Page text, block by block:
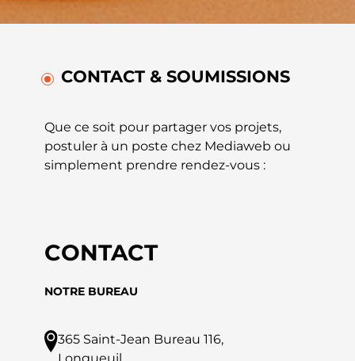
CONTACT & SOUMISSIONS
Que ce soit pour partager vos projets,
postuler à un poste chez Mediaweb ou
simplement prendre rendez-vous :
CONTACT
NOTRE BUREAU
365 Saint-Jean Bureau 116,